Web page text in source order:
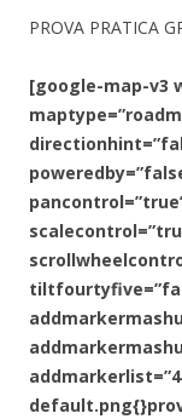
PROVA PRATICA
[google-map-v3
addmarkerlist=”